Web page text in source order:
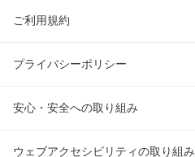
ご利用規約
プライバシーポリシー
安心・安全への取り組み
ウェブアクセシビリティの取り組み